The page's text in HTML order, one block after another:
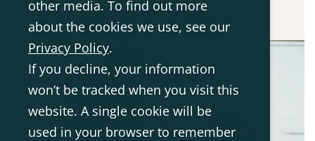
other media. To find out more
about the cookies we use, see our
Privacy Policy.
If you decline, your information
won’t be tracked when you visit this
website. A single cookie will be
used in your browser to remember